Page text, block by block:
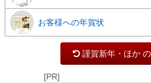
お客様への年賀状
謹賀新年・ほか
[PR]